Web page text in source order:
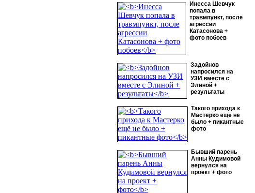
Инесса Шевчук
попала в
травмпункт, после
агрессии
Катасонова +
фото побоев
Задойнов
напросился на
УЗИ вместе с
Элиной +
результаты
Такого прихода к
Мастерко ещё не
было + пикантные
фото
Бывший парень
Анны Кудимовой
вернулся на
проект + фото